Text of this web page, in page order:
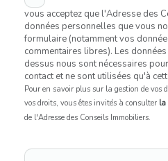
vous acceptez que l'Adresse des
données personnelles que vous
formulaire (notamment vos
commentaires libres). Les
dessus nous sont nécessaires
contact et ne sont utilisées qu'à
Pour en savoir plus sur la gestion de vos
vos droits, vous êtes invités à consulter la
de l'Adresse des Conseils Immobiliers.